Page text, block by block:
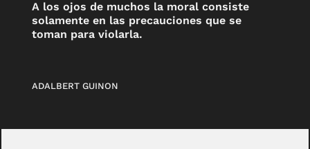
A los ojos de muchos la moral consiste
solamente en las precauciones que se
toman para violarla.
ADALBERT GUINON